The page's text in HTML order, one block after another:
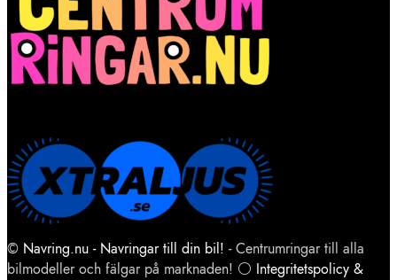
© Navring.nu - Navringar till din bil! - Centrumringar till alla
bilmodeller och fälgar på marknaden! ⚪ Integritetspolicy &